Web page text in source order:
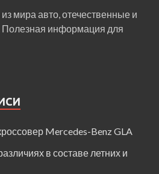
мира авто, отечественные и
информация для
Mercedes-Benz GLA
в составе летних и